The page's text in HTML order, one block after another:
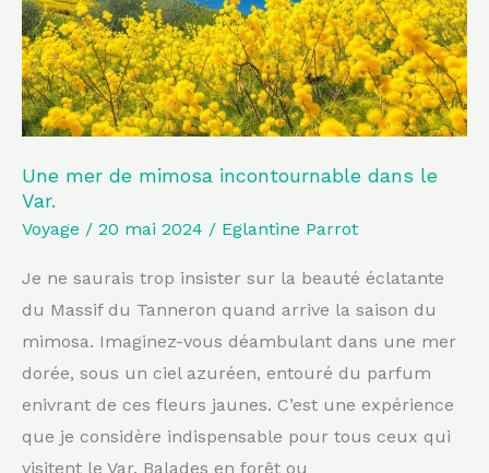
Une mer de mimosa incontournable dans le
Var.
Voyage / 20 mai 2024 / Eglantine Parrot
Je ne saurais trop insister sur la beauté éclatante
du Massif du Tanneron quand arrive la saison du
mimosa. Imaginez-vous déambulant dans une mer
dorée, sous un ciel azuréen, entouré du parfum
enivrant de ces fleurs jaunes. C’est une expérience
que je considère indispensable pour tous ceux qui
visitent le Var. Balades en forêt ou
dans
le
Var.